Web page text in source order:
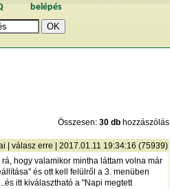
belépés
Összesen: 30 db hozzászólás
válasz erre | 2017.01.11 19:34:16 (75939)
hogy valamikor mintha láttam volna már
és ott kell felülről a 3. menüben
itt kiválasztható a "Napi megtett